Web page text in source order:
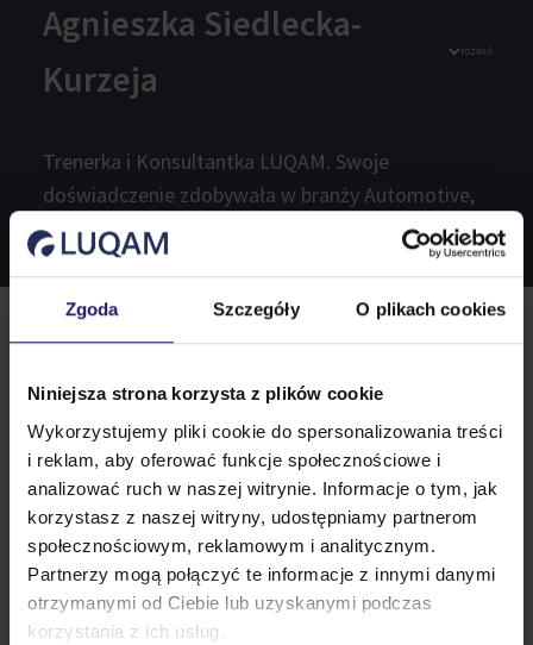
Zgoda Szczegóły O plikach cookies
Niniejsza strona korzysta z plików cookie
Wykorzystujemy pliki cookie do spersonalizowania treści
i reklam, aby oferować funkcje społecznościowe i
analizować ruch w naszej witrynie. Informacje o tym, jak
korzystasz z naszej witryny, udostępniamy partnerom
społecznościowym, reklamowym i analitycznym.
Partnerzy mogą połączyć te informacje z innymi danymi
otrzymanymi od Ciebie lub uzyskanymi podczas
korzystania z ich usług.
Agnieszka Siedlecka-
Kurzeja
rozwiń
Trenerka i Konsultantka LUQAM. Swoje
doświadczenie zdobywała w branży Automotive,
FMCG oraz Automatyki przemysłowej na
stanowiskach Regional Continuous Improvement
Leader, Manufacturing Engineering Manager,
Project Launch Manager. W swojej karierze
optymalizacją procesów produkcyjnych
obejmującą zarówno analizę procesów, jak i
wdrażanie nowoczesnych systemów zarządzania
produkcją. Prowadzi szkolenia i warsztaty z
obszarów Lean Management. Pasjonatka szeroko
pojętego ‘Przemysłu 4.0’ i nowych technologii.
Absolwentka Politechniki Śląskiej, Wydziału
Chemicznego, oraz Uniwersytetu Ekonomicznego
Opinie klientów:
Podziel się opinią